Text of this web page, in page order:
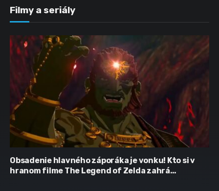
Filmy a seriály
Obsadenie hlavného záporáka je vonku! Kto si v
hranom filme The Legend of Zelda zahrá